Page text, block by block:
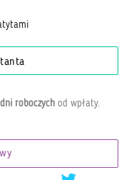
roboczych od wpłaty.